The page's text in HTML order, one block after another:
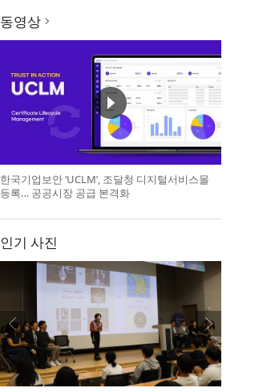
동영상
한국기업보안 ‘UCLM’, 조달청 디지털서비스몰
등록… 공공시장 공급 본격화
인기 사진